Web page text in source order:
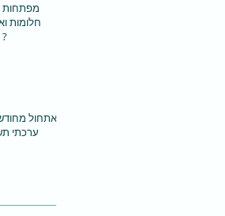
פוגשת
אתחול
ערכתי